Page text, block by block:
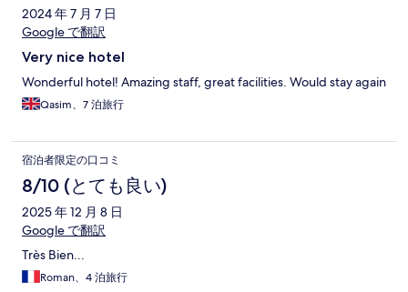
2024 年 7 月 7 日
Google で翻訳
Very nice hotel
Wonderful hotel! Amazing staff, great facilities. Would stay again
Qasim、7 泊旅行
宿泊者限定の口コミ
8/10 (とても良い)
2025 年 12 月 8 日
Google で翻訳
Très Bien...
Roman、4 泊旅行